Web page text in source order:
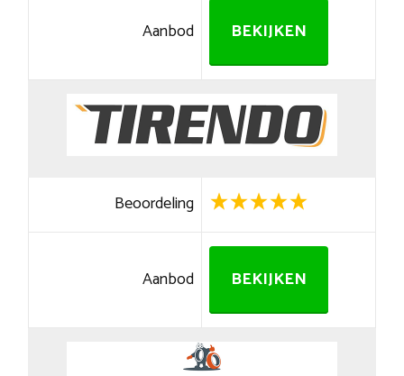
Aanbod BEKIJKEN
Beoordeling
Aanbod BEKIJKEN